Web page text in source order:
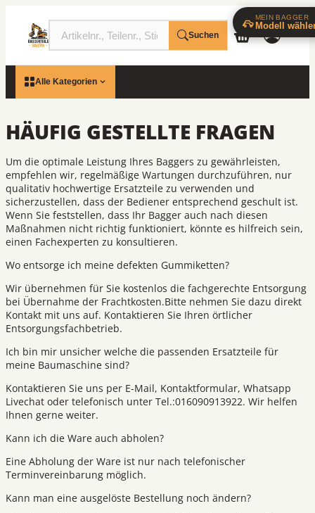
Suchen
Alle Kategorien
HÄUFIG GESTELLTE FRAGEN
Um die optimale Leistung Ihres Baggers zu gewährleisten,
empfehlen wir, regelmäßige Wartungen durchzuführen, nur
qualitativ hochwertige Ersatzteile zu verwenden und
sicherzustellen, dass der Bediener entsprechend geschult ist.
Wenn Sie feststellen, dass Ihr Bagger auch nach diesen
Maßnahmen nicht richtig funktioniert, könnte es hilfreich sein,
einen Fachexperten zu konsultieren.
Wo entsorge ich meine defekten Gummiketten?
Wir übernehmen für Sie kostenlos die fachgerechte Entsorgung
bei Übernahme der Frachtkosten.Bitte nehmen Sie dazu direkt
Kontakt mit uns auf. Kontaktieren Sie Ihren örtlicher
Entsorgungsfachbetrieb.
Ich bin mir unsicher welche die passenden Ersatzteile für
meine Baumaschine sind?
Kontaktieren Sie uns per E-Mail, Kontaktformular, Whatsapp
Livechat oder telefonisch unter Tel.:016090913922. Wir helfen
Ihnen gerne weiter.
Kann ich die Ware auch abholen?
Eine Abholung der Ware ist nur nach telefonischer
Terminvereinbarung möglich.
Kann man eine ausgelöste Bestellung noch ändern?
MEIN BAGGER
Modell